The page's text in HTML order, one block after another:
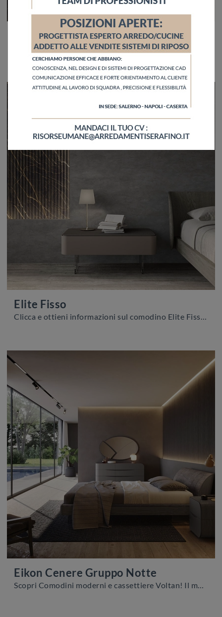
Boston
Elite Fisso
Clicca e ottieni informazioni sul comodino Elite Fisso: Comodini e mobili con cassetti di Voltan sono ideali per spazi moderni.
Eikon Cenere Gruppo Notte
Scopri Comodini moderni e cassettiere Voltan! Il modello Eikon Cenere Gruppo Notte realizzato in laccato opaco è il miglior acquisto.